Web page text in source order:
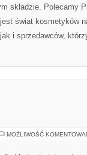
składzie. Polecamy
świat kosmetyków
i sprzedawców,
MOŻLIWOŚĆ